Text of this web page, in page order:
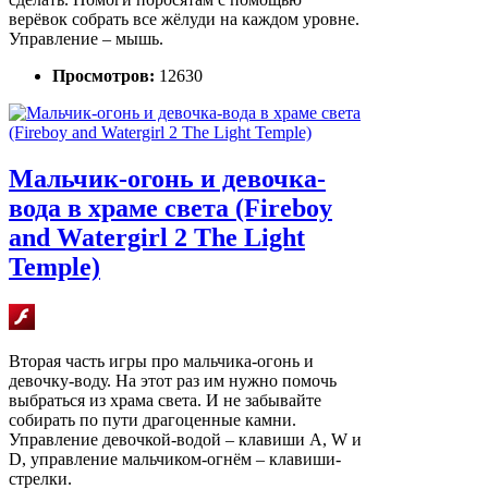
верёвок собрать все жёлуди на каждом уровне.
Управление – мышь.
Просмотров: 12630
Мальчик-огонь и девочка-
вода в храме света (Fireboy
and Watergirl 2 The Light
Temple)
Вторая часть игры про мальчика-огонь и
девочку-воду. На этот раз им нужно помочь
выбраться из храма света. И не забывайте
собирать по пути драгоценные камни.
Управление девочкой-водой – клавиши A, W и
D, управление мальчиком-огнём – клавиши-
стрелки.